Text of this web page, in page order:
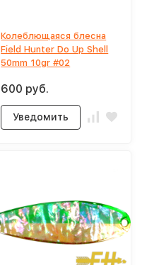
Колеблющаяся блесна
Field Hunter Do Up Shell
50mm 10gr #02
600 руб.
Уведомить